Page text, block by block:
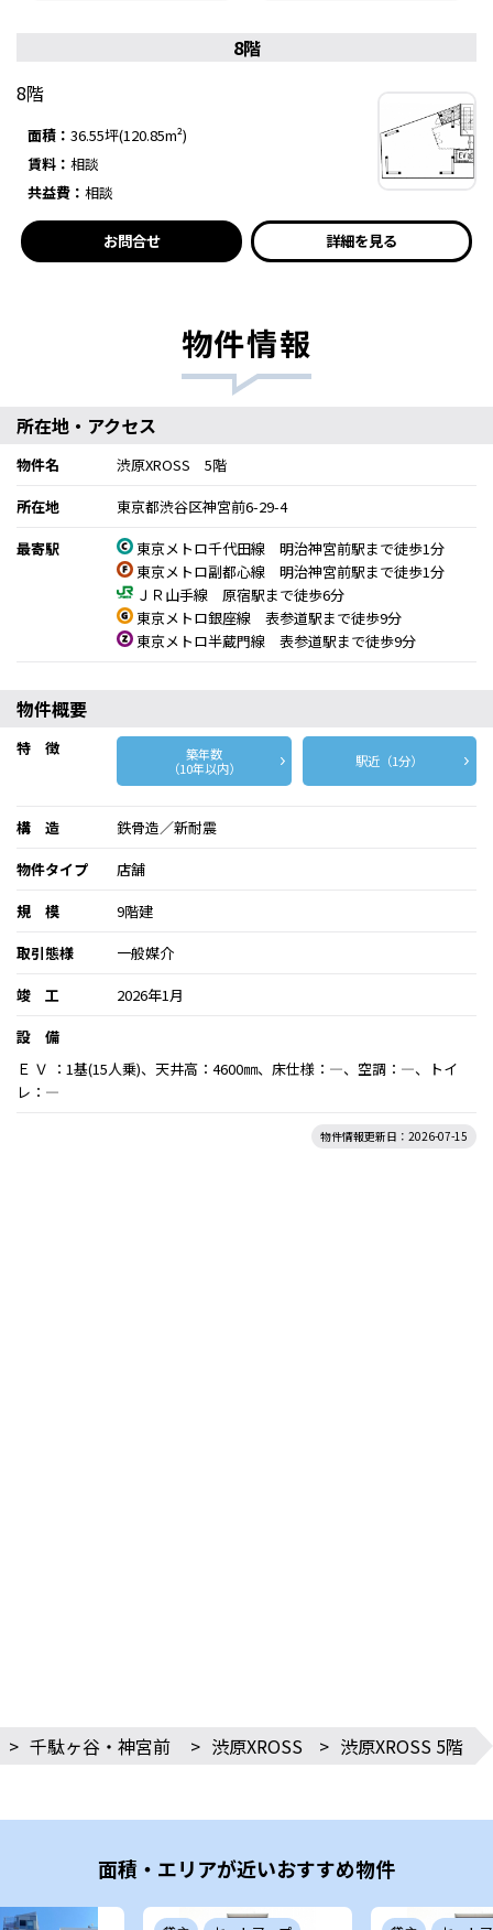
8階
8階
面積： 36.55坪(120.85m²)
賃料： 相談
共益費： 相談
お問合せ 詳細を見る
物件情報
所在地・アクセス
物件名
渋原XROSS 5階
所在地
東京都渋谷区神宮前6-29-4
最寄駅
東京メトロ千代田線 明治神宮前駅まで徒歩1分
東京メトロ副都心線 明治神宮前駅まで徒歩1分
ＪＲ山手線 原宿駅まで徒歩6分
東京メトロ銀座線 表参道駅まで徒歩9分
東京メトロ半蔵門線 表参道駅まで徒歩9分
物件概要
特 徴
築年数
（10年以内）
駅近（1分）
構 造
鉄骨造／新耐震
物件タイプ
店舗
規 模
9階建
取引態様
一般媒介
竣 工
2026年1月
設 備
Ｅ Ｖ ：1基(15人乗)、天井高：4600㎜、床仕様：―、空調：―、トイ
レ：―
物件情報更新日：2026-07-15
> 千駄ヶ谷・神宮前 > 渋原XROSS > 渋原XROSS 5階
面積・エリアが近いおすすめ物件